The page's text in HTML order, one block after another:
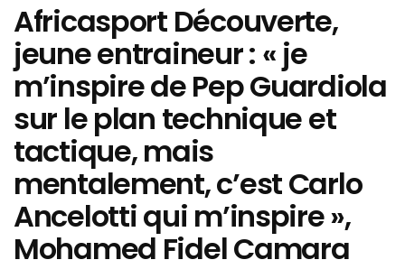
Africasport Découverte,
jeune entraineur : « je
m’inspire de Pep Guardiola
sur le plan technique et
tactique, mais
mentalement, c’est Carlo
Ancelotti qui m’inspire »,
Mohamed Fidel Camara